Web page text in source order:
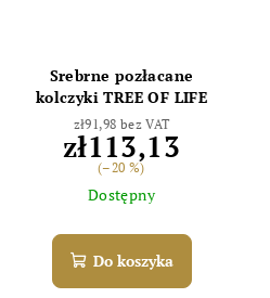
Srebrne pozłacane
kolczyki TREE OF LIFE
zł91,98 bez VAT
zł113,13
(–20 %)
Dostępny
Do koszyka